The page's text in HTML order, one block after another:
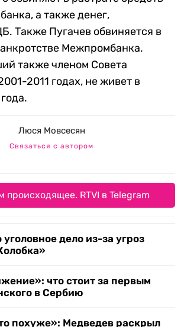
а также денег,
Также Пугачев обвиняется в
Межпромбанка.
также членом Совета
2011 годах, не живет в
Люся Мовсесян
Связаться с автором
происходящее. RTVI в Telegram
дело из-за угроз
что стоит за первым
в Сербию
похуже»: Медведев раскрыл